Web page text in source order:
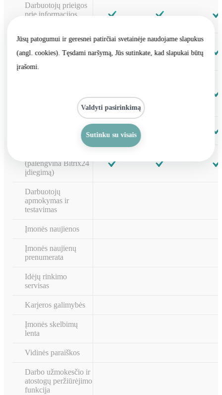
Darbuotojų prieigos
prie informacijos
Darbuotojų
nebuvimo darbe
Motyvacijos įrankiai,
(palengvina Bitrix24
įdiegimą)
Darbuotojų
apmokymas ir
testavimas
Įmonės naujienos
Įmonės naujienų
prenumerata
Idėjų rinkimo
servisas
Karjeros galimybės
Įmonės skelbimų
lenta
Vidinės paraiškos
Darbo užmokesčio ir
atostogų peržiūrėjimo
funkcija
Jūsų patogumui ir geresnei patirčiai svetainėje naudojame slapukus
(angl. cookies). Tęsdami naršymą, Jūs sutinkate, kad slapukai būtų
įrašomi.
Sutinku su visais
Valdyti pasirinkimą